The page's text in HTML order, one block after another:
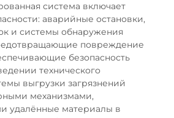
система включает
аварийные остановки,
и системы обнаружения
повреждение
безопасность
технического
выгрузки загрязнений
механизмами,
удалённые материалы в